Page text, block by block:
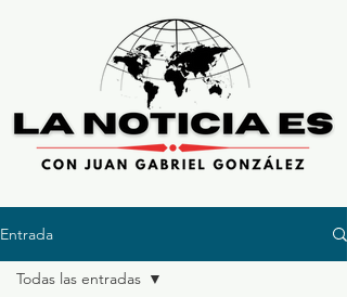
Entrada
Todas las entradas